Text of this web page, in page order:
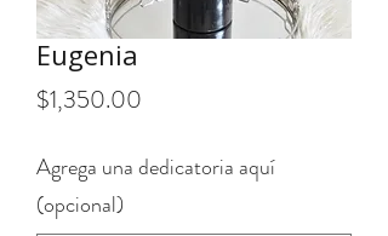
Eugenia
$1,350.00
Agrega una dedicatoria aquí
(opcional)